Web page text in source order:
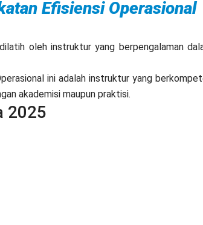
Efisiensi Operasional
oleh instruktur yang berpengalaman
ini adalah instruktur yang
akademisi maupun praktisi.
2025